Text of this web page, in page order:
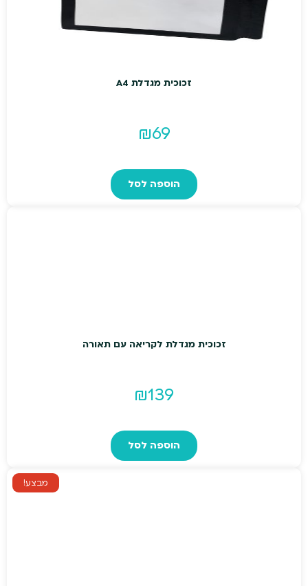
זכוכית מגדלת A4
₪69
הוספה לסל
זכוכית מגדלת לקריאה עם תאורה
₪139
הוספה לסל
מבצע!